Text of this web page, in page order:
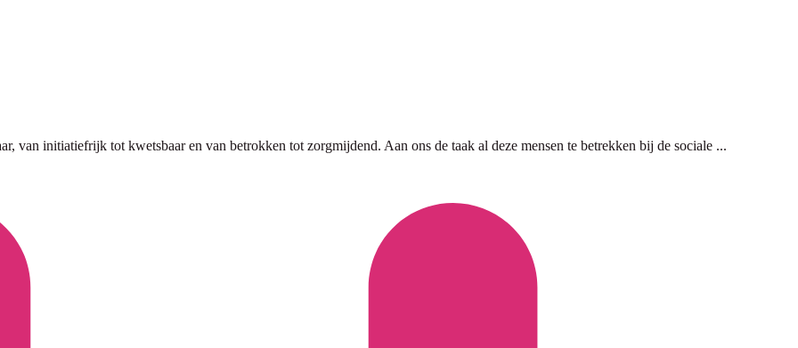
van initiatiefrijk tot kwetsbaar en van betrokken tot zorgmijdend. Aan ons de taak al deze mensen te betrekken bij de sociale ...